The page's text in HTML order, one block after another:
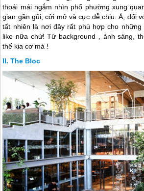
thoái mái ngắm nhìn phố phường xung
gian gần gũi, cởi mở và cực dễ chịu. À, đối
tất nhiên là nơi đây rất phù hợp cho
like nữa chứ! Từ background , ánh sáng,
thế kia cơ mà !
The Bloc